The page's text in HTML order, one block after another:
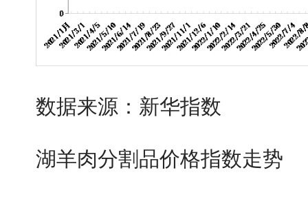
数据来源：新华指数
湖羊肉分割品价格指数走势